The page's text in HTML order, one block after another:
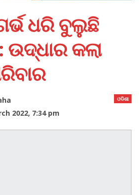
ଧରି ବୁଲୁଛି
ଉଦ୍ଧାର କଲା
ଓଡିଶା
2022, 7:34 pm